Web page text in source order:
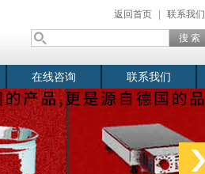
返回首页 联系我们
在线咨询 联系我们